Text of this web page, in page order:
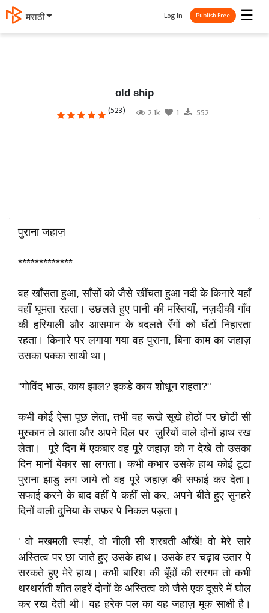
தமிழ் ☰
Log In Publish Free
old ship
(523) 2.1k 1 552
पुराना जहाज़
*************
वह खाँसता हुआ, साँसों को जैसे खींचता हुआ नदी के किनारे यहाँ
वहाँ घूमता रहता। उछलते हुए पानी की मस्तियाँ, नज़दीकी गाँव
की हरियाली और आसमान के बदलते रँगों को घँटों निहारता
रहता। किनारे पर लगाया गया वह पुराना, बिना काम का जहाज़
उसका पक्का साथी था।
"गोविंद भाऊ, काय झाल? इकडे काय शोधून राहता?"
कभी कोई ऐसा पूछ लेता, तभी वह रूखे सूखे होठों पर छोटी सी
मुस्कान ले आता और अपने दिल पर ज़ुर्रियों वाले दोनों हाथ रख
लेता। पूरे दिन में एकबार वह पूरे जहाज़ को न देखे तो उसका
दिन मानों बेकार सा लगता। कभी कभार उसके हाथ कोई टूटा
पुराना झाडु लग जाये तो वह पूरे जहाज़ की सफाई कर देता।
सफाई करने के बाद वहीं पे कहीं सो कर, अपने बीते हुए सुनहरे
दिनों वाली दुनिया के सफ़र पे निकल पड़ता।
' वो मखमली स्पर्श, वो नीली सी शरबती आँखें! वो मेरे सारे
अस्तित्व पर छा जाते हुए उसके हाथ। उसके हर चढ़ाव उतार पे
सरकते हुए मेरे हाथ। कभी बारिश की बूँदों की सरगम तो कभी
थरथर्राती शीत लहरें दोनों के अस्तित्व को जैसे एक दूसरे में घोल
कर रख देती थी। वह हरेक पल का यह जहाज़ मूक साक्षी है।